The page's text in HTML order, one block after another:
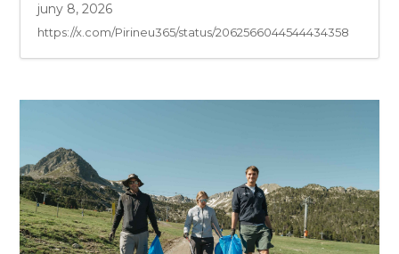
juny 8, 2026
https://x.com/Pirineu365/status/2062566044544434358